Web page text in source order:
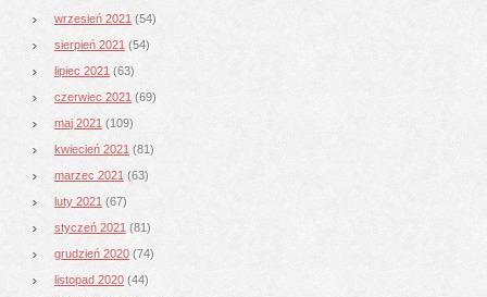
wrzesień 2021 (54)
sierpień 2021 (54)
lipiec 2021 (63)
czerwiec 2021 (69)
maj 2021 (109)
kwiecień 2021 (81)
marzec 2021 (63)
luty 2021 (67)
styczeń 2021 (81)
grudzień 2020 (74)
listopad 2020 (44)